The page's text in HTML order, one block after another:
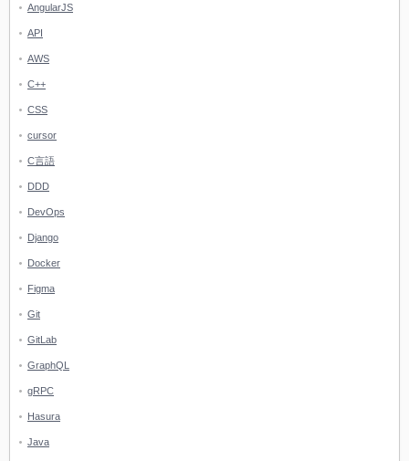
AngularJS
API
AWS
C++
CSS
cursor
C言語
DDD
DevOps
Django
Docker
Figma
Git
GitLab
GraphQL
gRPC
Hasura
Java